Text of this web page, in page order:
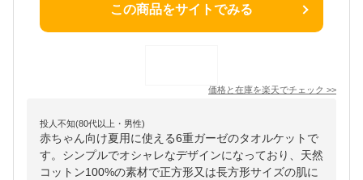
この商品をサイトでみる
価格と在庫を楽天でチェック >>
投人不知(80代以上・男性)
赤ちゃん向け夏用に使える6重ガーゼのタオルケットで
す。シンプルでオシャレなデザインになっており、天然
コットン100%の素材で正方形又は長方形サイズの肌に